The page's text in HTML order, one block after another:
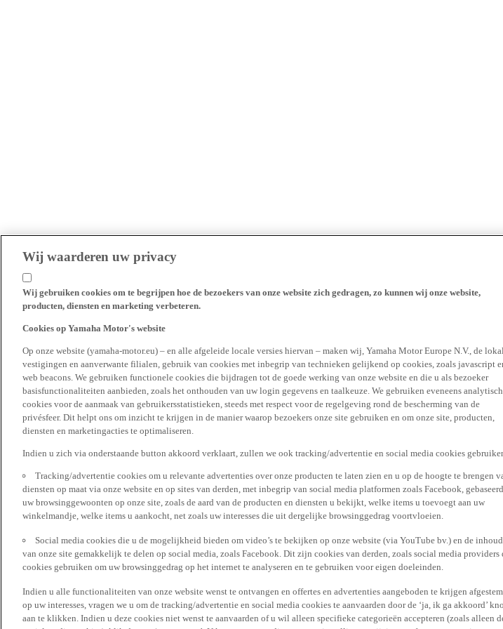
Wij waarderen uw privacy
Wij gebruiken cookies om te begrijpen hoe de bezoekers van onze website zich gedragen, zo kunnen wij onze website,
producten, diensten en marketing verbeteren.
Cookies op Yamaha Motor's website
Op onze website (yamaha-motor.eu) – en alle afgeleide locale versies hiervan – maken wij, Yamaha Motor Europe N.V., de
vestigingen en aanverwante filialen, gebruik van cookies met inbegrip van technieken gelijkend op cookies, zoals javascript
web beacons. We gebruiken functionele cookies die bijdragen tot de goede werking van onze website en die u als bezoeker
basisfunctionaliteiten aanbieden, zoals het onthouden van uw login gegevens en taalkeuze. We gebruiken eveneens
cookies voor de aanmaak van gebruikersstatistieken, steeds met respect voor de regelgeving rond de bescherming van de
privésfeer. Dit helpt ons om inzicht te krijgen in de manier waarop bezoekers onze site gebruiken en om onze site, producten,
diensten en marketingacties te optimaliseren.
Indien u zich via onderstaande button akkoord verklaart, zullen we ook tracking/advertentie en social media cookies
Tracking/advertentie cookies om u relevante advertenties over onze producten te laten zien en u op de hoogte te brengen
diensten op maat via onze website en op sites van derden, met inbegrip van social media platformen zoals Facebook,
uw browsinggewoonten op onze site, zoals de aard van de producten en diensten u bekijkt, welke items u toevoegt aan uw
winkelmandje, welke items u aankocht, net zoals uw interesses die uit dergelijke browsinggedrag voortvloeien.
Social media cookies die u de mogelijkheid bieden om video’s te bekijken op onze website (via YouTube bv.) en de inhoud
van onze site gemakkelijk te delen op social media, zoals Facebook. Dit zijn cookies van derden, zoals social media providers
cookies gebruiken om uw browsinggedrag op het internet te analyseren en te gebruiken voor eigen doeleinden.
Indien u alle functionaliteiten van onze website wenst te ontvangen en offertes en advertenties aangeboden te krijgen
op uw interesses, vragen we u om de tracking/advertentie en social media cookies te aanvaarden door de ‘ja, ik ga akkoord’
aan te klikken. Indien u deze cookies niet wenst te aanvaarden of u wil alleen specifieke categorieën accepteren (zoals alleen